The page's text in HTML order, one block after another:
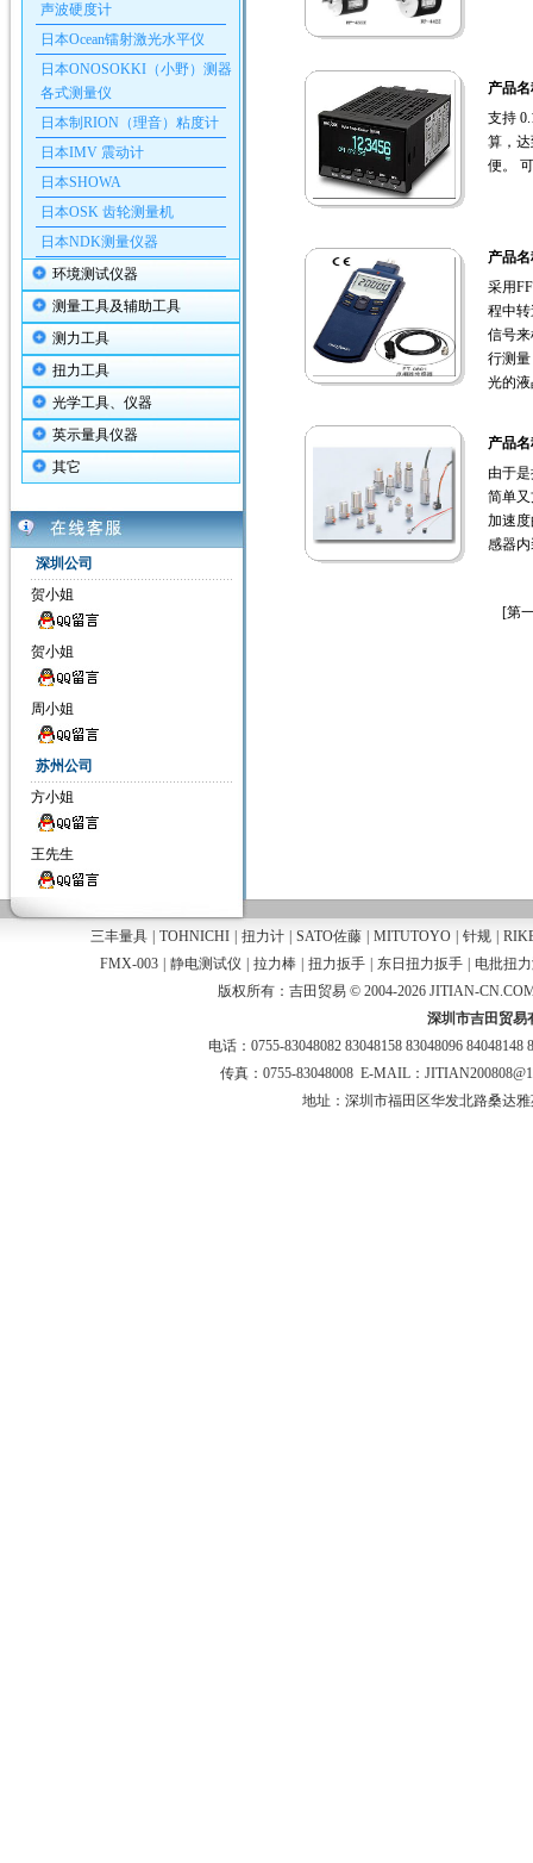
声波硬度计
日本Ocean镭射激光水平仪
日本ONOSOKKI（小野）测器
各式测量仪
日本制RION（理音）粘度计
日本IMV 震动计
日本SHOWA
日本OSK 齿轮测量机
日本NDK测量仪器
环境测试仪器
测量工具及辅助工具
测力工具
扭力工具
光学工具、仪器
英示量具仪器
其它
深圳公司
贺小姐
贺小姐
周小姐
苏州公司
方小姐
王先生
产品
支持
算，
便。
产品
采用
程中
信号
行测
光的
产品
由于
简单
加速
感器
[第
三丰量具 TOHNICHI 扭力计 SATO佐藤 MITUTOYO 针规
FMX-003
静电测试仪 拉力棒 扭力扳手 东日扭力扳手
电批扭
版权所有：吉田贸易 © 2004-2026 JITIAN-
深圳市吉田贸易
电话：0755-83048082 83048158 83048096 84048148
传真：0755-83048008 E-MAIL：
地址：深圳市福田区华发北路桑达雅